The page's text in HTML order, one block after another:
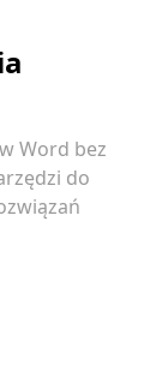
Word bez
do